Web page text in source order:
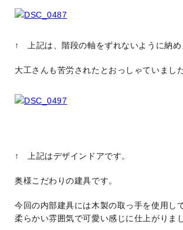
↑ 上記は、階段の軸をずれないように納め
大工さんも苦労されたとおっしゃていました
↑ 上記はデザインドアです。
奥様こだわりの建具です。
今回の内部建具には木製の取っ手を使用し
柔らかい雰囲気で可愛い感じに仕上がりまし